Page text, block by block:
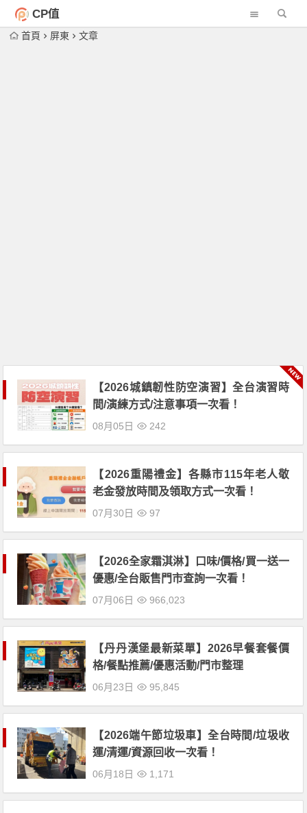
CP值
首頁 屏東 文章
【2026城鎮韌性防空演習】全台演習時
間/演練方式/注意事項一次看！
08月05日 242
【2026重陽禮金】各縣市115年老人敬
老金發放時間及領取方式一次看！
07月30日 97
【2026全家霜淇淋】口味/價格/買一送一
優惠/全台販售門市查詢一次看！
07月06日 966,023
【丹丹漢堡最新菜單】2026早餐套餐價
格/餐點推薦/優惠活動/門市整理
06月23日 95,845
【2026端午節垃圾車】全台時間/垃圾收
運/清運/資源回收一次看！
06月18日 1,171